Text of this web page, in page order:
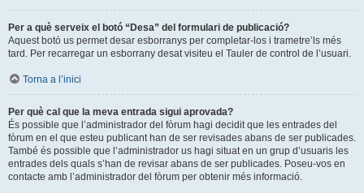
Per a què serveix el botó “Desa” del formulari de publicació?
Aquest botó us permet desar esborranys per completar-los i trametre’ls més
tard. Per recarregar un esborrany desat visiteu el Tauler de control de l’usuari.
Torna a l’inici
Per què cal que la meva entrada sigui aprovada?
És possible que l’administrador del fòrum hagi decidit que les entrades del
fòrum en el que esteu publicant han de ser revisades abans de ser publicades.
També és possible que l’administrador us hagi situat en un grup d’usuaris les
entrades dels quals s’han de revisar abans de ser publicades. Poseu-vos en
contacte amb l’administrador del fòrum per obtenir més informació.